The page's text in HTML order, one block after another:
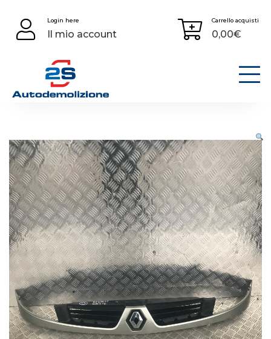
content
Login here
Il mio account
Carrello acquisti
0,00€